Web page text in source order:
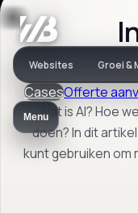
Websites Groei &
CasesOfferte
MenuWat is AI? Hoe
doen? In dit
kunt gebruiken om